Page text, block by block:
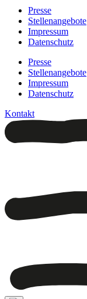
Presse
Stellenangebote
Impressum
Datenschutz
Presse
Stellenangebote
Impressum
Datenschutz
Kontakt